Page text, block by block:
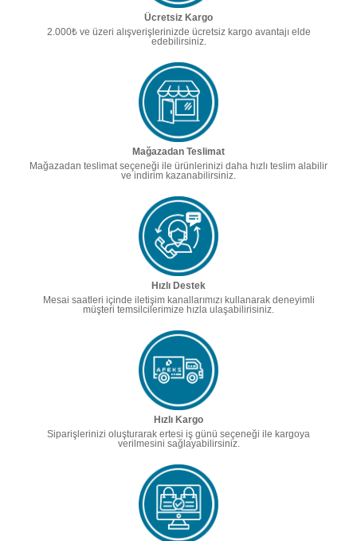
Ücretsiz Kargo
2.000₺ ve üzeri alışverişlerinizde ücretsiz kargo avantajı elde
edebilirsiniz.
Mağazadan Teslimat
Mağazadan teslimat seçeneği ile ürünlerinizi daha hızlı teslim alabilir
ve indirim kazanabilirsiniz.
Hızlı Destek
Mesai saatleri içinde iletişim kanallarımızı kullanarak deneyimli
müşteri temsilcilerimize hızla ulaşabilirisiniz.
Hızlı Kargo
Siparişlerinizi oluşturarak ertesi iş günü seçeneği ile kargoya
verilmesini sağlayabilirsiniz.